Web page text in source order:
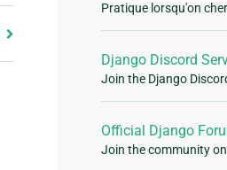
Pratique lorsqu'on
Django Discord
Join the Django
Official Django
Join the community